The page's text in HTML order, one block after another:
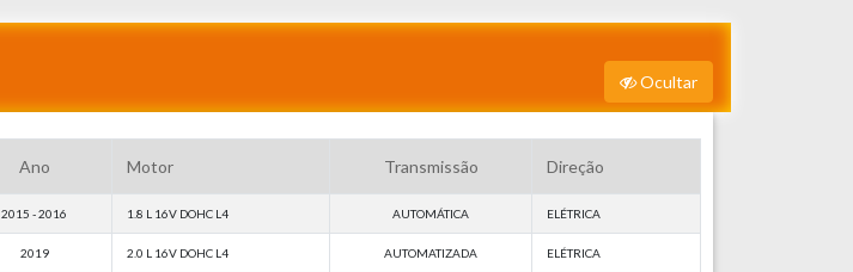
Ocultar
Ano Motor Transmissão Direção
2015 - 2016 1.8 L 16V DOHC L4 AUTOMÁTICA ELÉTRICA
2019 2.0 L 16V DOHC L4 AUTOMATIZADA ELÉTRICA